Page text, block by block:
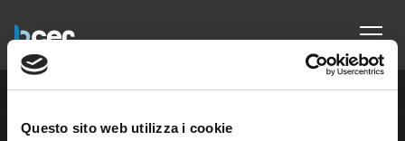
Questo sito web utilizza i cookie